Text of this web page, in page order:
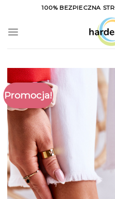
content
100% BEZPIECZNA
Promocja!